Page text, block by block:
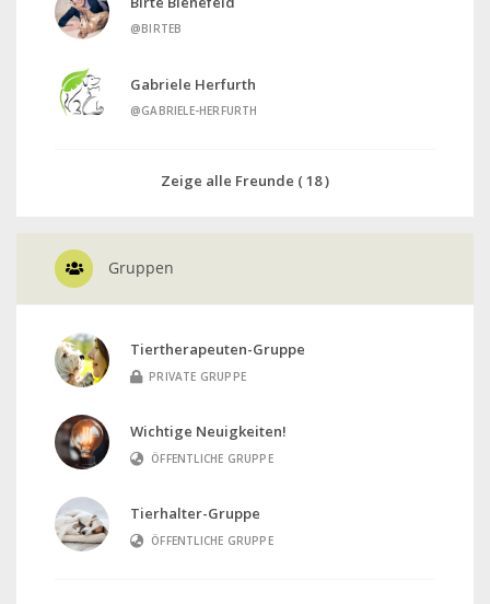
@BIRTEB
Gabriele Herfurth
@GABRIELE-HERFURTH
Zeige alle Freunde ( 18 )
Gruppen
Tiertherapeuten-Gruppe
PRIVATE GRUPPE
Wichtige Neuigkeiten!
ÖFFENTLICHE GRUPPE
Tierhalter-Gruppe
ÖFFENTLICHE GRUPPE